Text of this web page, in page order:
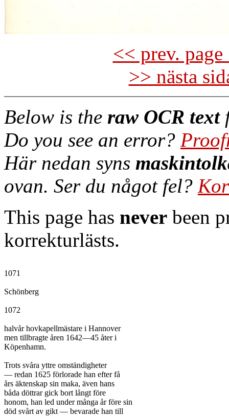
<< prev.
>> nästa
Below is the raw OCR text
Do you see an error?
Här nedan syns
ovan. Ser du något fel?
This page has never been
korrekturlästs.
1071
Schönberg
1072
halvår hovkapellmästare i Hannover
men tillbragte åren 1642—45 åter i
Köpenhamn.
Trots svåra yttre omständigheter
— redan 1625 förlorade han efter få
års äktenskap sin maka, även hans
båda döttrar gick bort långt före
honom, han led under många år före sin
död svårt av gikt — bevarade han till